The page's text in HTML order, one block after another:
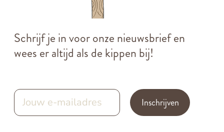
Schrijf je in voor onze nieuwsbrief en
wees er altijd als de kippen bij!
Inschrijven